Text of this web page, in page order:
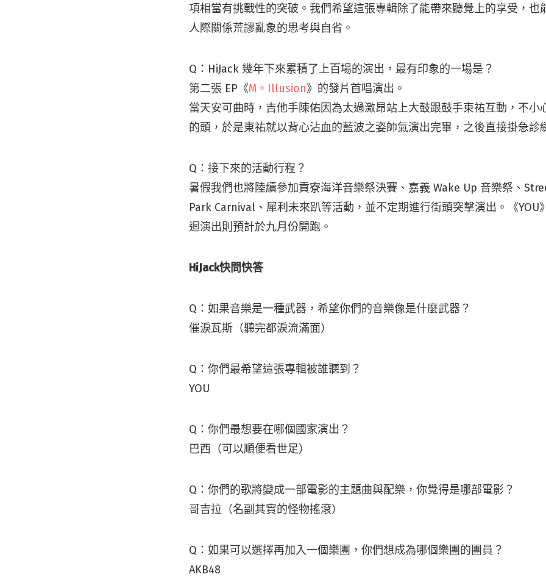
項相當有挑戰性的突破。我們希望這張專輯除了能帶來聽覺上的享受，也
人際關係荒謬亂象的思考與自省。
Q：HiJack 幾年下來累積了上百場的演出，最有印象的一場是？
第二張 EP《M。Illusion》的發片首唱演出。
當天安可曲時，吉他手陳佑因為太過激昂站上大鼓跟鼓手東祐互動，不小
的頭，於是東祐就以背心沾血的藍波之姿帥氣演出完畢，之後直接掛急診
Q：接下來的活動行程？
暑假我們也將陸續參加貢寮海洋音樂祭決賽、嘉義 Wake Up 音樂祭、
Park Carnival、犀利未來趴等活動，並不定期進行街頭突擊演出。《YOU
迴演出則預計於九月份開跑。
HiJack快問快答
Q：如果音樂是一種武器，希望你們的音樂像是什麼武器？
催淚瓦斯（聽完都淚流滿面）
Q：你們最希望這張專輯被誰聽到？
YOU
Q：你們最想要在哪個國家演出？
巴西（可以順便看世足）
Q：你們的歌將變成一部電影的主題曲與配樂，你覺得是哪部電影？
哥吉拉（名副其實的怪物搖滾）
Q：如果可以選擇再加入一個樂團，你們想成為哪個樂團的團員？
AKB48